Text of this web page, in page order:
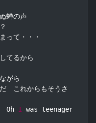
蝉の声
って・・・
てるから
がら
　これからもそうさ
Oh I was teenager